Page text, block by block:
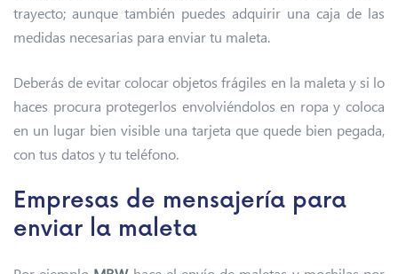
trayecto; aunque también puedes adquirir una caja de las
medidas necesarias para enviar tu maleta.
Deberás de evitar colocar objetos frágiles en la maleta y si lo
haces procura protegerlos envolviéndolos en ropa y coloca
en un lugar bien visible una tarjeta que quede bien pegada,
con tus datos y tu teléfono.
Empresas de mensajería para
enviar la maleta